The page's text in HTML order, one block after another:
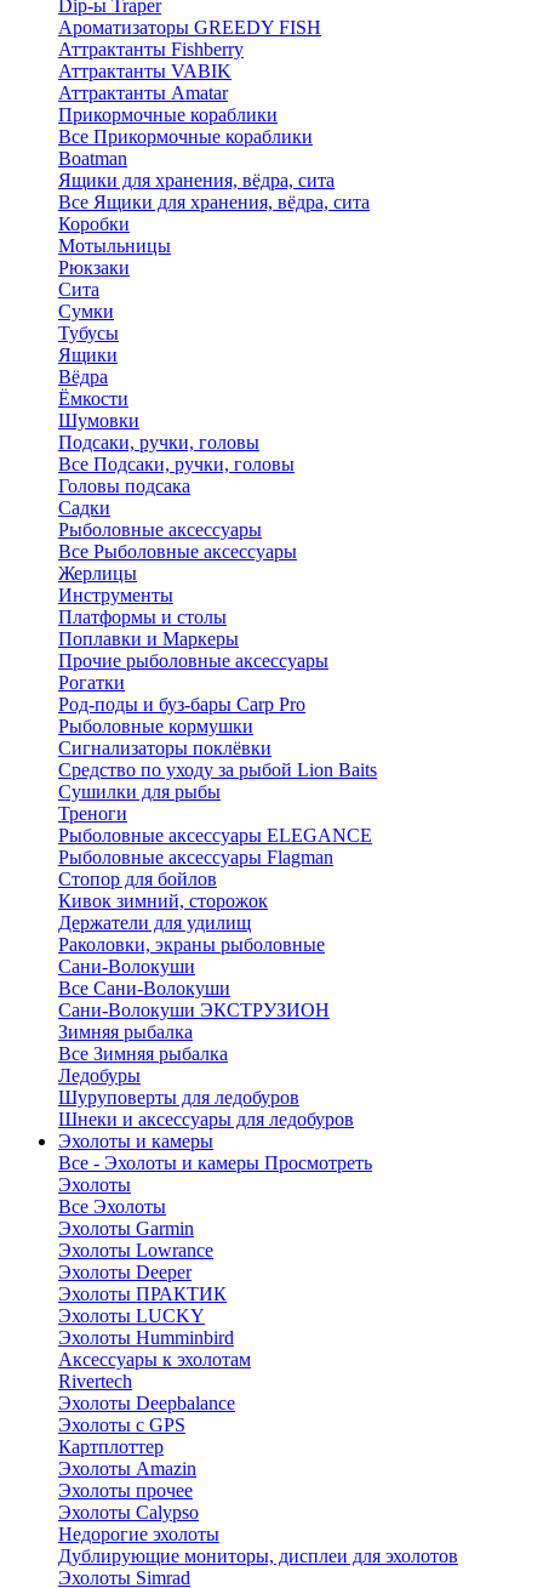
Dip-ы Traper
Ароматизаторы GREEDY FISH
Аттрактанты Fishberry
Аттрактанты VABIK
Аттрактанты Amatar
Прикормочные кораблики
Все Прикормочные кораблики
Boatman
Ящики для хранения, вёдра, сита
Все Ящики для хранения, вёдра, сита
Коробки
Мотыльницы
Рюкзаки
Сита
Сумки
Тубусы
Ящики
Вёдра
Ёмкости
Шумовки
Подсаки, ручки, головы
Все Подсаки, ручки, головы
Головы подсака
Садки
Рыболовные аксессуары
Все Рыболовные аксессуары
Жерлицы
Инструменты
Платформы и столы
Поплавки и Маркеры
Прочие рыболовные аксессуары
Рогатки
Род-поды и буз-бары Carp Pro
Рыболовные кормушки
Сигнализаторы поклёвки
Средство по уходу за рыбой Lion Baits
Сушилки для рыбы
Треноги
Рыболовные аксессуары ELEGANCE
Рыболовные аксессуары Flagman
Стопор для бойлов
Кивок зимний, сторожок
Держатели для удилищ
Раколовки, экраны рыболовные
Сани-Волокуши
Все Сани-Волокуши
Сани-Волокуши ЭКСТРУЗИОН
Зимняя рыбалка
Все Зимняя рыбалка
Ледобуры
Шуруповерты для ледобуров
Шнеки и аксессуары для ледобуров
Эхолоты и камеры
Все - Эхолоты и камеры Просмотреть
Эхолоты
Все Эхолоты
Эхолоты Garmin
Эхолоты Lowrance
Эхолоты Deeper
Эхолоты ПРАКТИК
Эхолоты LUCKY
Эхолоты Humminbird
Аксессуары к эхолотам
Rivertech
Эхолоты Deepbalance
Эхолоты с GPS
Картплоттер
Эхолоты Amazin
Эхолоты прочее
Эхолоты Calypso
Недорогие эхолоты
Дублирующие мониторы, дисплеи для эхолотов
Эхолоты Simrad